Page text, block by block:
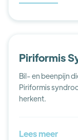
Piriformis
Bil- en beenpijn
Piriformis
herkent.
Lees meer